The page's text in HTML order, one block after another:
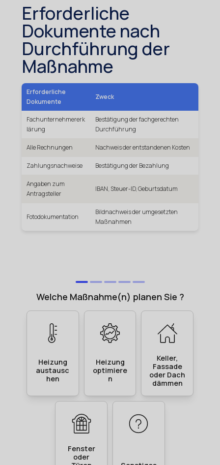
Erforderliche
Dokumente nach
Durchführung der
Maßnahme
Erforderliche
Dokumente
Zweck
Fachunternehmererk
lärung
Bestätigung der fachgerechten
Durchführung
Alle Rechnungen Nachweis der entstandenen Kosten
Zahlungsnachweise Bestätigung der Bezahlung
Angaben zum
Antragsteller
IBAN, Steuer-ID, Geburtsdatum
Fotodokumentation
Bildnachweis der umgesetzten
Maßnahmen